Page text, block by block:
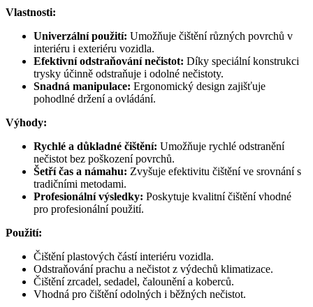
Vlastnosti:
Univerzální použití: Umožňuje čištění různých povrchů v
interiéru i exteriéru vozidla.
Efektivní odstraňování nečistot: Díky speciální konstrukci
trysky účinně odstraňuje i odolné nečistoty.
Snadná manipulace: Ergonomický design zajišťuje
pohodlné držení a ovládání.
Výhody:
Rychlé a důkladné čištění: Umožňuje rychlé odstranění
nečistot bez poškození povrchů.
Šetří čas a námahu: Zvyšuje efektivitu čištění ve srovnání s
tradičními metodami.
Profesionální výsledky: Poskytuje kvalitní čištění vhodné
pro profesionální použití.
Použití:
Čištění plastových částí interiéru vozidla.
Odstraňování prachu a nečistot z výdechů klimatizace.
Čištění zrcadel, sedadel, čalounění a koberců.
Vhodná pro čištění odolných i běžných nečistot.